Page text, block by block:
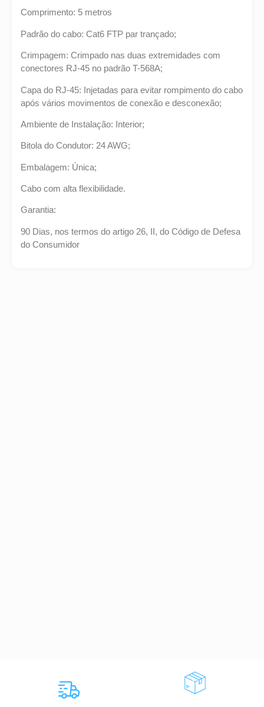
Comprimento: 5 metros
Padrão do cabo: Cat6 FTP par trançado;
Crimpagem: Crimpado nas duas extremidades com
conectores RJ-45 no padrão T-568A;
Capa do RJ-45: Injetadas para evitar rompimento do cabo
após vários movimentos de conexão e desconexão;
Ambiente de Instalação: Interior;
Bitola do Condutor: 24 AWG;
Embalagem: Única;
Cabo com alta flexibilidade.
Garantia:
90 Dias, nos termos do artigo 26, II, do Código de Defesa
do Consumidor